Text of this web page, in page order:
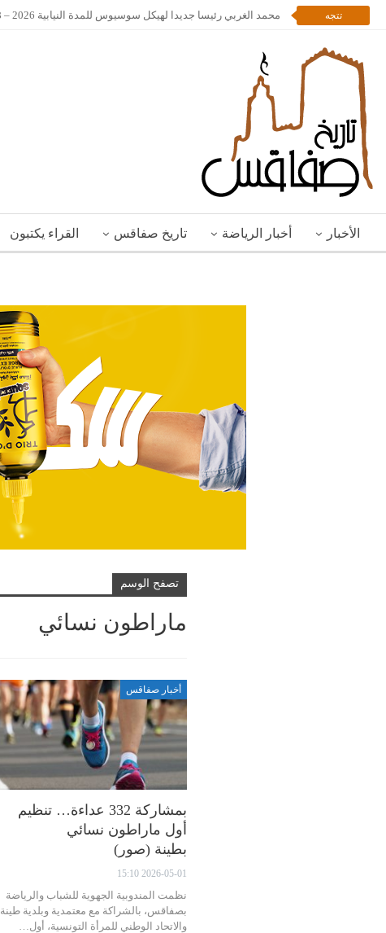
تتجه محمد الغربي رئيسا جديدا لهيكل سوسيوس للمدة النيابية 2026 – 2028
الأخبار أخبار الرياضة تاريخ صفاقس القراء يكتبون
تصفح الوسم
ماراطون نسائي
أخبار صفاقس
بمشاركة 332 عداءة… تنظيم
أول ماراطون نسائي
بطينة (صور)
2026-05-01 15:10
نظمت المندوبية الجهوية للشباب والرياضة
بصفاقس، بالشراكة مع معتمدية وبلدية طينة
والاتحاد الوطني للمرأة التونسية، أول…